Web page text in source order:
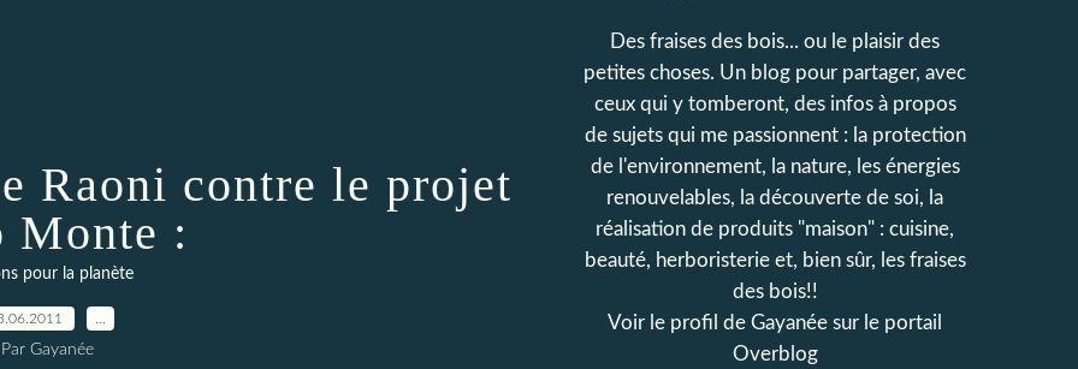
Raoni contre le projet
Monte :
pour la planète
Par Gayanée
Des fraises des bois... ou le plaisir des
petites choses. Un blog pour partager, avec
ceux qui y tomberont, des infos à propos
de sujets qui me passionnent : la protection
de l'environnement, la nature, les énergies
renouvelables, la découverte de soi, la
réalisation de produits "maison" : cuisine,
beauté, herboristerie et, bien sûr, les fraises
des bois!!
Voir le profil de Gayanée sur le portail
Overblog